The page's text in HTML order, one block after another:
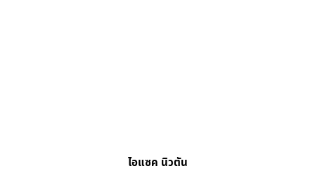
ไอแซค นิวตัน